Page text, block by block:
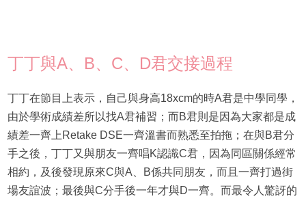
丁丁與A、B、C、D君交接過程
丁丁在節目上表示，自己與身高18xcm的時A君是中學同學，
由於學術成績差所以找A君補習；而B君則是因為大家都是成
績差一齊上Retake DSE一齊溫書而熟悉至拍拖；在與B君分
手之後，丁丁又與朋友一齊唱K認識C君，因為同區關係經常
相約，及後發現原來C與A、B係共同朋友，而且一齊打過街
場友誼波；最後與C分手後一年才與D一齊。而最令人驚訝的